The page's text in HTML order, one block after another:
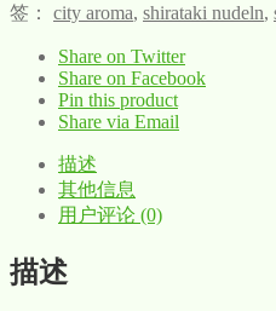
签： city aroma, shirataki nudeln,
Share on Twitter
Share on Facebook
Pin this product
Share via Email
描述
其他信息
用户评论 (0)
描述